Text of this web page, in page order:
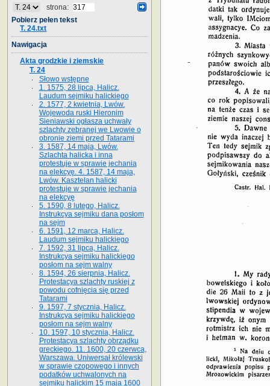
strona:
Pobierz pełen tekst
T. 24.txt
Nawigacja
Akta grodzkie i ziemskie
T. 24
Słowo wstępne
1. 1575, 28 lipca, Halicz.
Laudum sejmiku halickiego
2. 1577, 2 kwietnia, Lwów.
Wojewoda ruski Hieronim
Sieniawski ogłasza uchwały
szlachty zebranej we Lwowie o
obronie ziemi przed Tatarami
3. 1587, 14 maja, Lwów.
Szlachta halicka i inna
protestuje w sprawie jechania
na elekcyę. 4. 1587, 14 maja,
Lwów. Kasztelan halicki
protestuje w sprawie jechania
na elekcyę
5. 1590, 8 lutego, Halicz.
Instrukcya sejmiku dana posłom
na sejm
6. 1591, 12 marca, Halicz.
Laudum sejmiku halickiego
7. 1592, 31 lipca, Halicz.
Instrukcya sejmiku halickiego
posłom na sejm walny
8. 1594, 26 sierpnia, Halicz.
Protestacya szlachty ruskiej z
powodu cofnięcia się przed
Tatarami
9. 1597, 7 stycznia, Halicz.
Instrukcya sejmiku halickiego
posłom na sejm walny
10. 1597, 10 stycznia, Halicz.
Protestacya szlachty obrządku
greckiego. 11. 1600, 20 czerwca,
Warszawa. Uniwersał królewski
w sprawie czopowego i innych
podatków uchwalonych na
sejmiku halickim 15 maja 1600